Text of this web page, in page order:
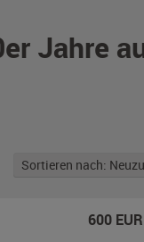
Jahre
Sortieren
600 EUR